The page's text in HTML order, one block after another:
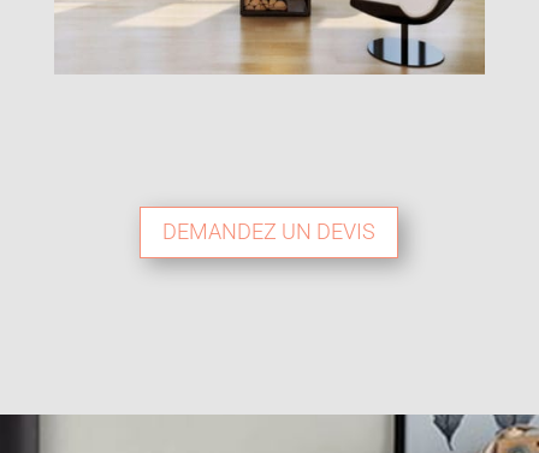
DEMANDEZ UN DEVIS